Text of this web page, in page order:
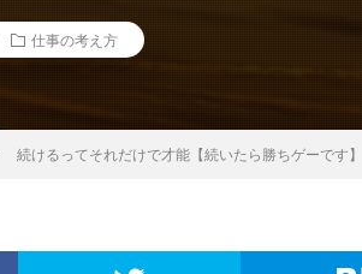
仕事の考え方
続けるってそれだけで才能【続いたら勝ちゲーです】